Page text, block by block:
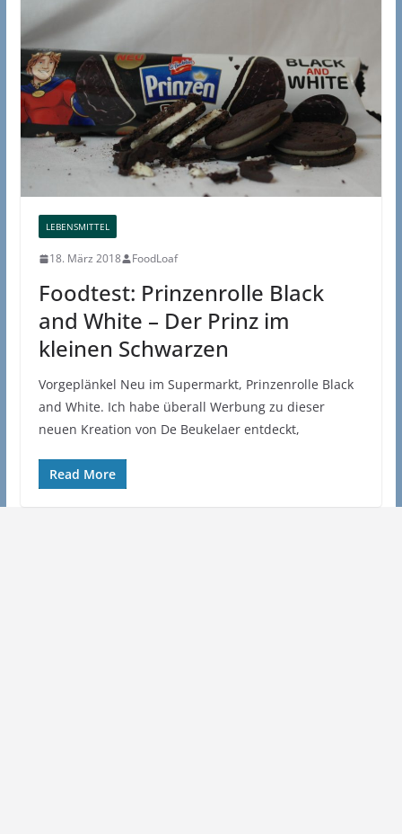
LEBENSMITTEL
18. März 2018 FoodLoaf
Foodtest: Prinzenrolle Black
and White – Der Prinz im
kleinen Schwarzen
Vorgeplänkel Neu im Supermarkt, Prinzenrolle Black
and White. Ich habe überall Werbung zu dieser
neuen Kreation von De Beukelaer entdeckt,
Read More